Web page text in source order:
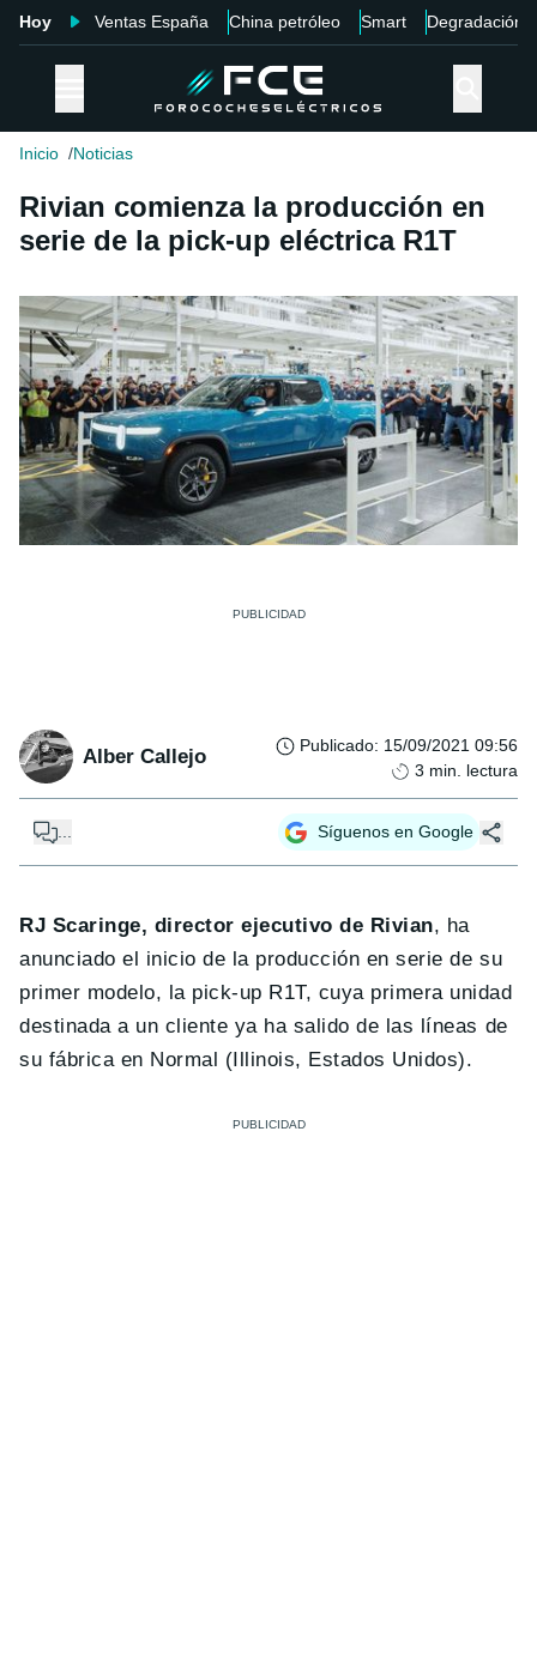
Hoy Ventas España China petróleo Smart Degradación
Inicio Noticias
Rivian comienza la producción en
serie de la pick-up eléctrica R1T
Alber Callejo Publicado: 15/09/2021 09:56
3 min. lectura
... Síguenos en Google
RJ Scaringe, director ejecutivo de Rivian, ha
anunciado el inicio de la producción en serie de su
primer modelo, la pick-up R1T, cuya primera unidad
destinada a un cliente ya ha salido de las líneas de
su fábrica en Normal (Illinois, Estados Unidos).